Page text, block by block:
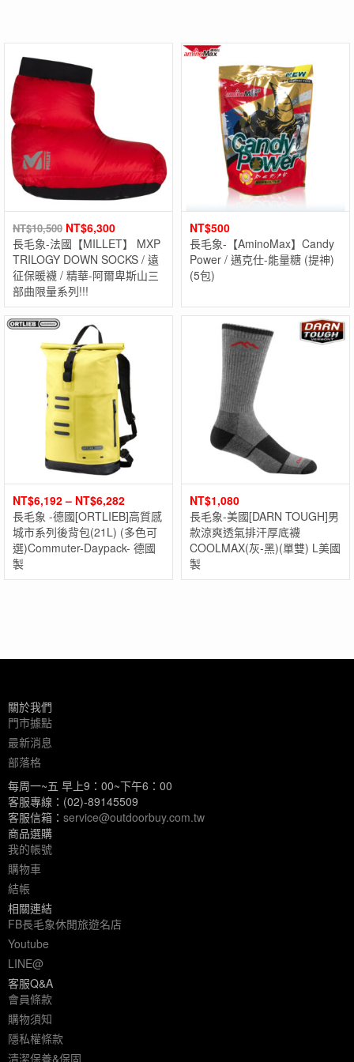
NT$10,500 NT$6,300
長毛象-法國【MILLET】 MXP
TRILOGY DOWN SOCKS / 遠
征保暖襪 / 精華-阿爾卑斯山三
部曲限量系列!!!
NT$500
長毛象-【AminoMax】Candy
Power / 邁克仕-能量糖 (提神)
(5包)
NT$6,192– NT$6,282
長毛象 -德國[ORTLIEB]高質感
城市系列後背包(21L) (多色可
選)Commuter-Daypack- 德國
製
NT$1,080
長毛象-美國[DARN TOUGH]男
款涼爽透氣排汗厚底襪
COOLMAX(灰-黑)(單雙) L美國
製
關於我們
門市據點
最新消息
部落格
每周一~五 早上9：00~下午6：00
客服專線：(02)-89145509
客服信箱： service@outdoorbuy.com.tw
商品選購
我的帳號
購物車
結帳
相關連結
FB長毛象休閒旅遊名店
Youtube
LINE@
客服Q&A
會員條款
購物須知
隱私權條款
清潔保養&保固